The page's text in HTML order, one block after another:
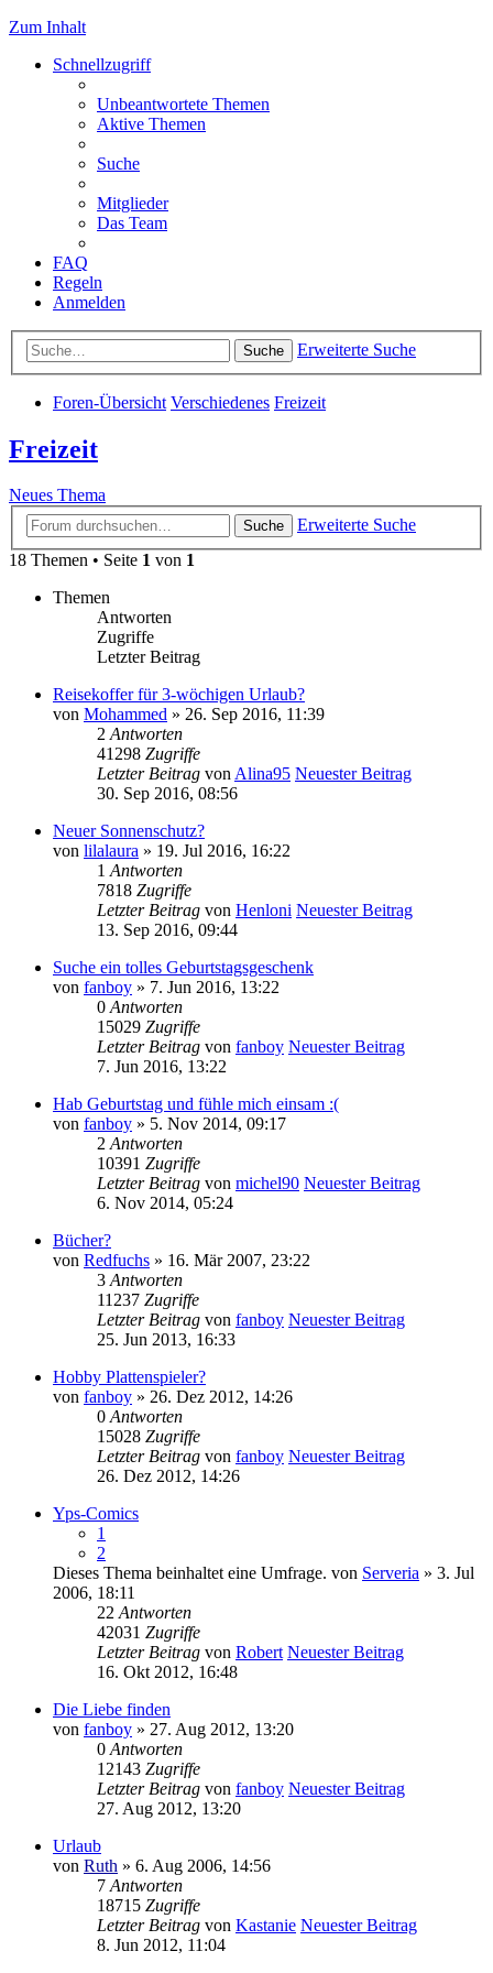
Zum Inhalt
Schnellzugriff
Unbeantwortete Themen
Aktive Themen
Suche
Mitglieder
Das Team
FAQ
Regeln
Anmelden
Suche Erweiterte Suche
Foren-Übersicht Verschiedenes Freizeit
Freizeit
Neues Thema
Suche
Erweiterte Suche
18 Themen • Seite 1 von 1
Themen
Antworten
Zugriffe
Letzter Beitrag
Reisekoffer für 3-wöchigen Urlaub?
von Mohammed » 26. Sep 2016, 11:39
2 Antworten
41298 Zugriffe
Letzter Beitrag von Alina95 Neuester Beitrag
30. Sep 2016, 08:56
Neuer Sonnenschutz?
von lilalaura » 19. Jul 2016, 16:22
1 Antworten
7818 Zugriffe
Letzter Beitrag von Henloni Neuester Beitrag
13. Sep 2016, 09:44
Suche ein tolles Geburtstagsgeschenk
von fanboy » 7. Jun 2016, 13:22
0 Antworten
15029 Zugriffe
Letzter Beitrag von fanboy Neuester Beitrag
7. Jun 2016, 13:22
Hab Geburtstag und fühle mich einsam :(
von fanboy » 5. Nov 2014, 09:17
2 Antworten
10391 Zugriffe
Letzter Beitrag von michel90 Neuester Beitrag
6. Nov 2014, 05:24
Bücher?
von Redfuchs » 16. Mär 2007, 23:22
3 Antworten
11237 Zugriffe
Letzter Beitrag von fanboy Neuester Beitrag
25. Jun 2013, 16:33
Hobby Plattenspieler?
von fanboy » 26. Dez 2012, 14:26
0 Antworten
15028 Zugriffe
Letzter Beitrag von fanboy Neuester Beitrag
26. Dez 2012, 14:26
Yps-Comics
1
2
Dieses Thema beinhaltet eine Umfrage. von Serveria » 3. Jul
2006, 18:11
22 Antworten
42031 Zugriffe
Letzter Beitrag von Robert Neuester Beitrag
16. Okt 2012, 16:48
Die Liebe finden
von fanboy » 27. Aug 2012, 13:20
0 Antworten
12143 Zugriffe
Letzter Beitrag von fanboy Neuester Beitrag
27. Aug 2012, 13:20
Urlaub
von Ruth » 6. Aug 2006, 14:56
7 Antworten
18715 Zugriffe
Letzter Beitrag von Kastanie Neuester Beitrag
8. Jun 2012, 11:04